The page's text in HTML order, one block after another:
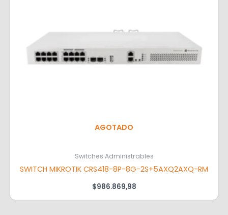
AGOTADO
Switches Administrables
SWITCH MIKROTIK CRS418-8P-8G-2S+5AXQ2AXQ-RM
$986.869,98